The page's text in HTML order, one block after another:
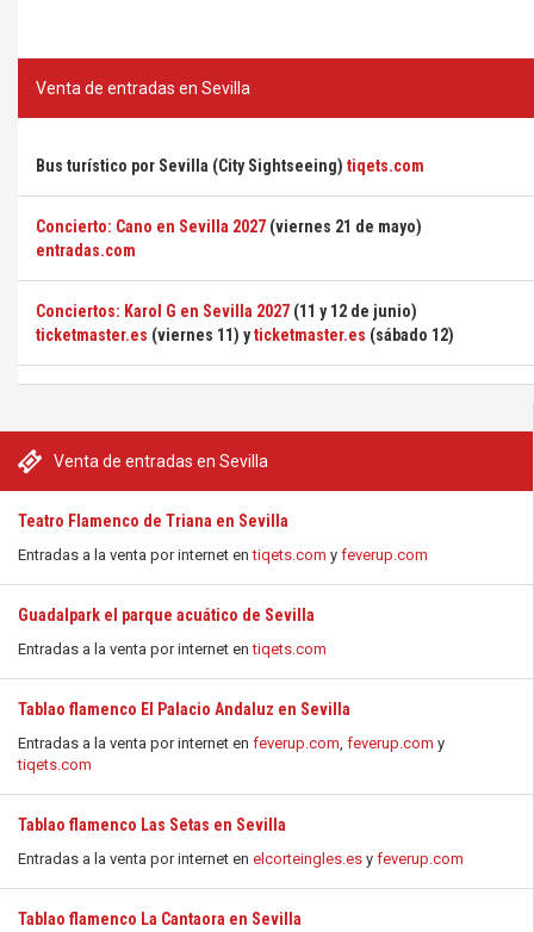
Venta de entradas en Sevilla
Teatro Flamenco de Triana en Sevilla
Entradas a la venta por internet entiqets.com y feverup.com
Guadalpark el parque acuático de Sevilla
Entradas a la venta por internet entiqets.com
Tablao flamenco El Palacio Andaluz en Sevilla
Entradas a la venta por internet en feverup.com, feverup.com y
tiqets.com
Tablao flamenco Las Setas en Sevilla
Entradas a la venta por internet en elcorteingles.es y feverup.com
Tablao flamenco La Cantaora en Sevilla
Venta de entradas en Sevilla
Bus turístico por Sevilla (City Sightseeing) tiqets.com
Concierto: Cano en Sevilla 2027 (viernes 21 de mayo)
entradas.com
Conciertos: Karol G en Sevilla 2027 (11 y 12 de junio)
ticketmaster.es (viernes 11) yticketmaster.es (sábado 12)